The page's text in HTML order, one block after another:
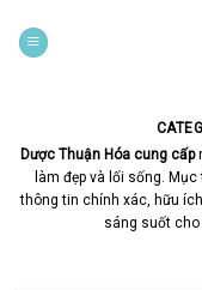
content
Dược Thuận Hóa cung cấp
làm đẹp và lối sống.
thông tin chính xác, hữu
sáng suốt